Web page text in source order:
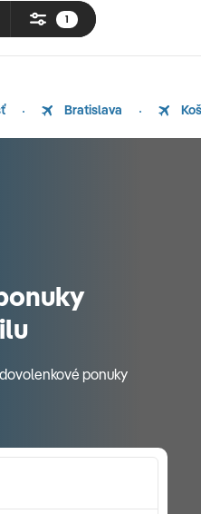
1
Bratislava
ponuky